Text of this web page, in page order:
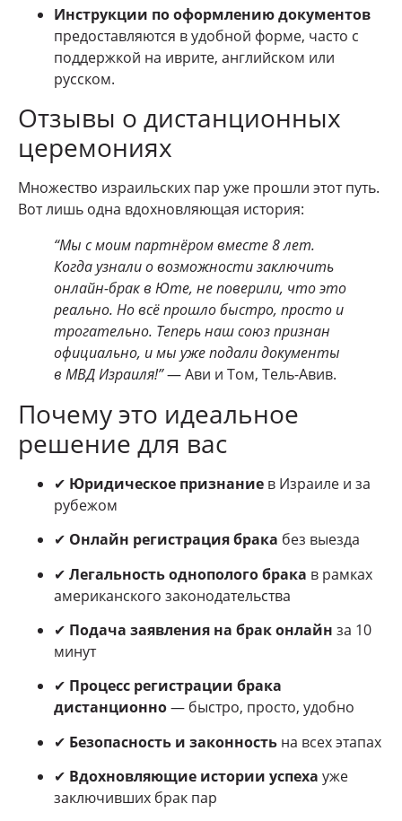
Инструкции по оформлению документов
предоставляются в удобной форме, часто с
поддержкой на иврите, английском или
русском.
Отзывы о дистанционных
церемониях
Множество израильских пар уже прошли этот путь.
Вот лишь одна вдохновляющая история:
“Мы с моим партнёром вместе 8 лет.
Когда узнали о возможности заключить
онлайн-брак в Юте, не поверили, что это
реально. Но всё прошло быстро, просто и
трогательно. Теперь наш союз признан
официально, и мы уже подали документы
в МВД Израиля!”— Ави и Том, Тель-Авив.
Почему это идеальное
решение для вас
✔ Юридическое признание в Израиле и за
рубежом
✔ Онлайн регистрация брака без выезда
✔ Легальность однополого брака в рамках
американского законодательства
✔ Подача заявления на брак онлайн за 10
минут
✔ Процесс регистрации брака
дистанционно— быстро, просто, удобно
✔ Безопасность и законность на всех этапах
✔ Вдохновляющие истории успеха уже
заключивших брак пар